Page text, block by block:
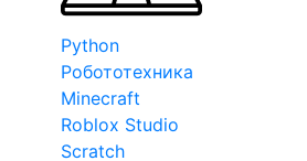
Python
Робототехника
Minecraft
Roblox Studio
Scratch